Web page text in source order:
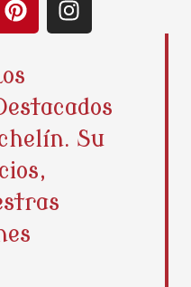
i
t
e
r
e
s
t
n
g
Su